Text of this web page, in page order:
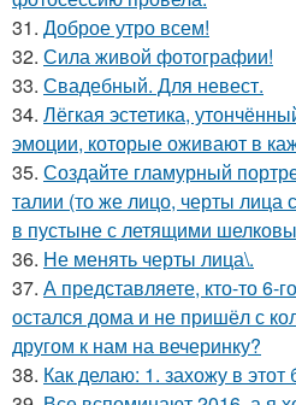
31. Доброе утро всем!
32. Сила живой фотографии!
33. Свадебный. Для невест.
34. Лёгкая эстетика,
эмоции, которые оживают в
35. Создайте гламурный
талии (то же лицо, черты
в пустыне с летящими
36. Не менять черты лица\.
37. А представляете, кто-то 6-
остался дома и не пришёл с
другом к нам на вечеринку?
38. Как делаю: 1. захожу в этот